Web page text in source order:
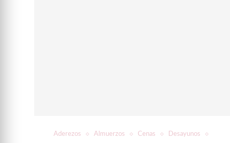
Aderezos Almuerzos Cenas Desayunos